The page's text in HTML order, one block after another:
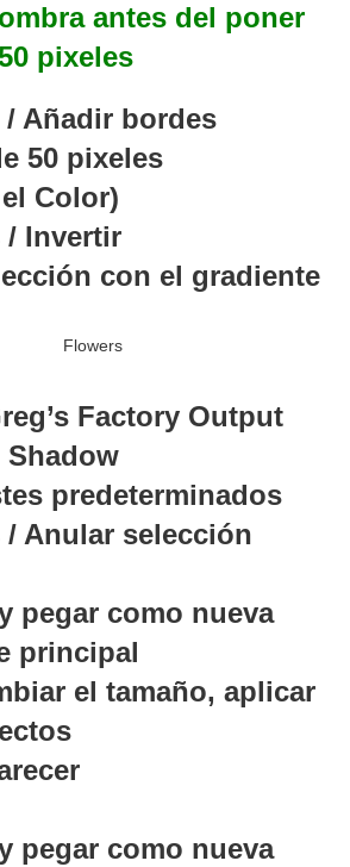
antes del poner
pixeles
/ Añadir bordes
50 pixeles
Color)
/ Invertir
con el gradiente
Factory Output
Shadow
predeterminados
/ Anular selección
pegar como nueva
principal
el tamaño, aplicar
pegar como nueva